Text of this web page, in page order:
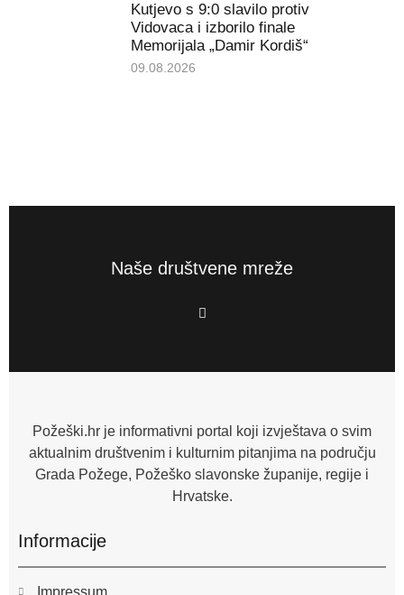
Kutjevo s 9:0 slavilo protiv
Vidovaca i izborilo finale
Memorijala „Damir Kordiš“
09.08.2026
Naše društvene mreže
F
a
o
f
Požeški.hr je informativni portal koji izvještava o svim
aktualnim društvenim i kulturnim pitanjima na području
Grada Požege, Požeško slavonske županije, regije i
Hrvatske.
Informacije
Impressum